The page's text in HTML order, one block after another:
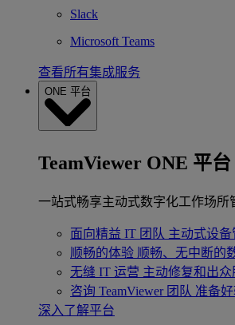
Slack
Microsoft Teams
查看所有集成服务
ONE 平台
TeamViewer ONE 平台
一站式畅享主动式数字化工作场所
面向精益 IT 团队 主动式设备
顺畅的体验 顺畅、无中断的
无缝 IT 运营 主动修复和出众
咨询 TeamViewer 团队 准备好
深入了解平台